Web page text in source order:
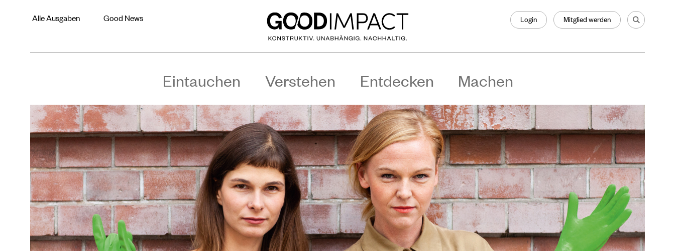
Alle Ausgaben Good News Login Mitglied werden
Eintauchen Verstehen Entdecken Machen